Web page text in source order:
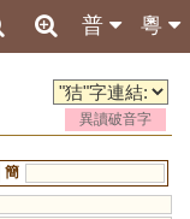
粵
普
異讀破音字
簡